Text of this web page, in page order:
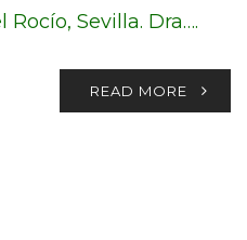
Sevilla. Dra….
READ MORE